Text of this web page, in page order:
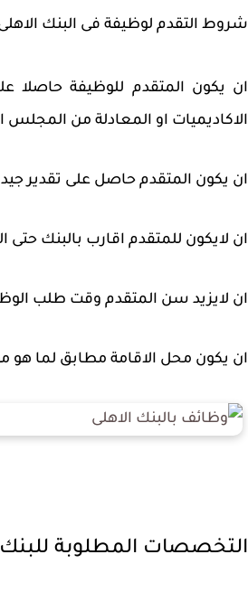
شروط التقدم لوظيفة فى البنك
ان يكون المتقدم للوظيفة حاصلا
الاكاديميات او المعادلة من
ان يكون المتقدم حاصل على تقدير جيد
ان لايكون للمتقدم اقارب بالبنك حتى
ان لايزيد سن المتقدم وقت طلب الوظيفة
ان يكون محل الاقامة مطابق لما هو
التخصصات المطلوبة للبنك